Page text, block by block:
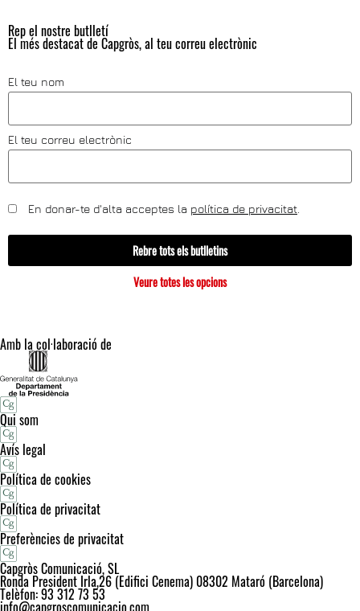
Rep el nostre butlletí
El més destacat de Capgròs, al teu correu electrònic
El teu nom
El teu correu electrònic
En donar-te d'alta acceptes la política de privacitat
Rebre tots els butlletins
Veure totes les opcions
Amb la col·laboració de
Qui som
Avís legal
Política de cookies
Política de privacitat
Preferències de privacitat
Capgròs Comunicació, SL
Ronda President Irla,26 (Edifici Cenema) 08302 Mataró (Barcelona)
Telèfon: 93 312 73 53